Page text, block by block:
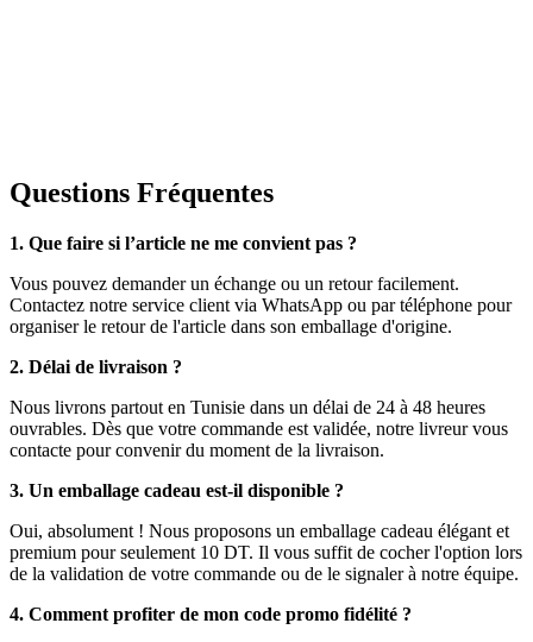
Questions Fréquentes
1. Que faire si l’article ne me convient pas ?
Vous pouvez demander un échange ou un retour facilement.
Contactez notre service client via WhatsApp ou par téléphone pour
organiser le retour de l'article dans son emballage d'origine.
2. Délai de livraison ?
Nous livrons partout en Tunisie dans un délai de 24 à 48 heures
ouvrables. Dès que votre commande est validée, notre livreur vous
contacte pour convenir du moment de la livraison.
3. Un emballage cadeau est-il disponible ?
Oui, absolument ! Nous proposons un emballage cadeau élégant et
premium pour seulement 10 DT. Il vous suffit de cocher l'option lors
de la validation de votre commande ou de le signaler à notre équipe.
4. Comment profiter de mon code promo fidélité ?